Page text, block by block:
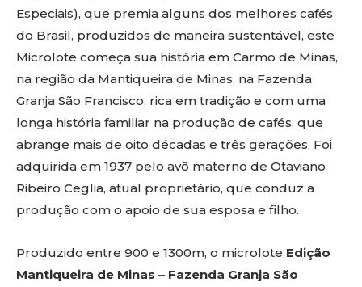
Especiais), que premia alguns dos melhores cafés
do Brasil, produzidos de maneira sustentável, este
Microlote começa sua história em Carmo de Minas,
na região da Mantiqueira de Minas, na Fazenda
Granja São Francisco, rica em tradição e com uma
longa história familiar na produção de cafés, que
abrange mais de oito décadas e três gerações. Foi
adquirida em 1937 pelo avô materno de Otaviano
Ribeiro Ceglia, atual proprietário, que conduz a
produção com o apoio de sua esposa e filho.
Produzido entre 900 e 1300m, o microlote Edição
Mantiqueira de Minas – Fazenda Granja São